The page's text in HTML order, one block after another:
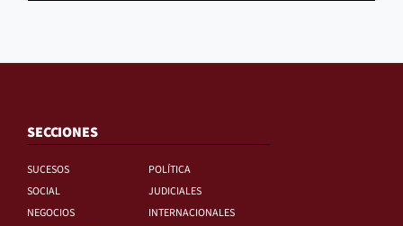
SECCIONES
SUCESOS
POLÍTICA
SOCIAL
JUDICIALES
NEGOCIOS
INTERNACIONALES